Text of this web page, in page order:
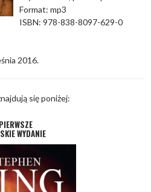
Format: mp3
ISBN: 978-838-8097-629-0
2016.
się poniżej:
PIERWSZE
WYDANIE